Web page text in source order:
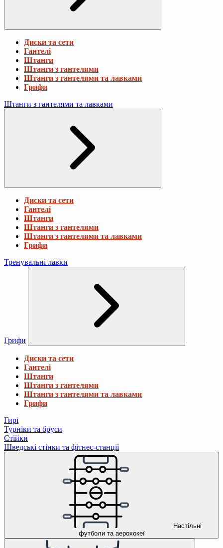
Диски та сети
Гантелі
Штанги
Штанги з гантелями
Штанги з гантелями та лавками
Грифи
Штанги з гантелями та лавками
Диски та сети
Гантелі
Штанги
Штанги з гантелями
Штанги з гантелями та лавками
Грифи
Тренувальні лавки
Грифи
Диски та сети
Гантелі
Штанги
Штанги з гантелями
Штанги з гантелями та лавками
Грифи
Гирі
Турніки та бруси
Стійки
Шведські стінки та фітнес-станції
Настільні
футболи та аерохокеї